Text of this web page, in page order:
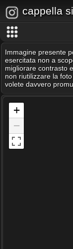
cappella
Immagine presente
esercitata non a
migliorare contrasto
non riutilizzare la
volete davvero
+
−